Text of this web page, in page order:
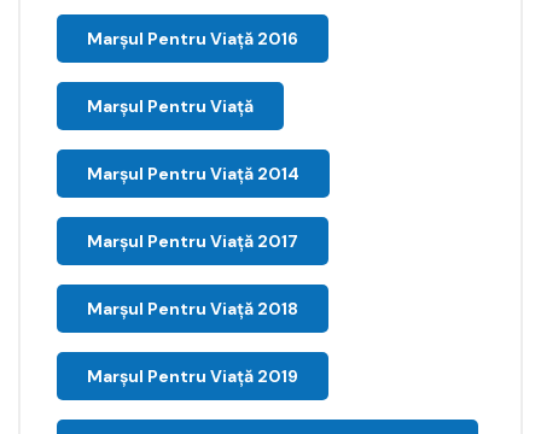
Marşul Pentru Viaţă 2016
Marșul Pentru Viață
Marșul Pentru Viață 2014
Marșul Pentru Viață 2017
Marșul Pentru Viață 2018
Marșul Pentru Viață 2019